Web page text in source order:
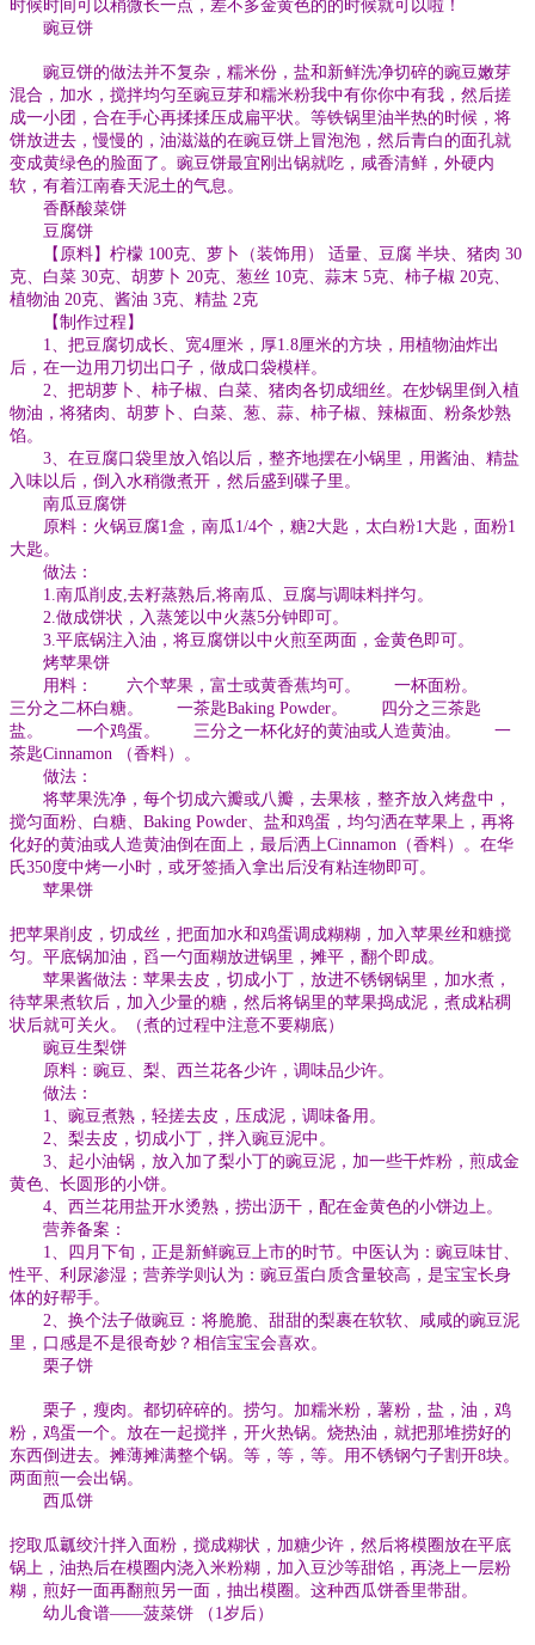
时候时间可以稍微长一点，差不多金黄色的的时候就可以啦！
豌豆饼
豌豆饼的做法并不复杂，糯米份，盐和新鲜洗净切碎的豌豆嫩芽
混合，加水，搅拌均匀至豌豆芽和糯米粉我中有你你中有我，然后搓
成一小团，合在手心再揉揉压成扁平状。等铁锅里油半热的时候，将
饼放进去，慢慢的，油滋滋的在豌豆饼上冒泡泡，然后青白的面孔就
变成黄绿色的脸面了。豌豆饼最宜刚出锅就吃，咸香清鲜，外硬内
软，有着江南春天泥土的气息。
香酥酸菜饼
豆腐饼
【原料】柠檬 100克、萝卜（装饰用） 适量、豆腐 半块、猪肉 30
克、白菜 30克、胡萝卜 20克、葱丝 10克、蒜末 5克、柿子椒 20克、
植物油 20克、酱油 3克、精盐 2克
【制作过程】
1、把豆腐切成长、宽4厘米，厚1.8厘米的方块，用植物油炸出
后，在一边用刀切出口子，做成口袋模样。
2、把胡萝卜、柿子椒、白菜、猪肉各切成细丝。在炒锅里倒入植
物油，将猪肉、胡萝卜、白菜、葱、蒜、柿子椒、辣椒面、粉条炒熟
馅。
3、在豆腐口袋里放入馅以后，整齐地摆在小锅里，用酱油、精盐
入味以后，倒入水稍微煮开，然后盛到碟子里。
南瓜豆腐饼
原料：火锅豆腐1盒，南瓜1/4个，糖2大匙，太白粉1大匙，面粉1
大匙。
做法：
1.南瓜削皮,去籽蒸熟后,将南瓜、豆腐与调味料拌匀。
2.做成饼状，入蒸笼以中火蒸5分钟即可。
3.平底锅注入油，将豆腐饼以中火煎至两面，金黄色即可。
烤苹果饼
用料： 六个苹果，富士或黄香蕉均可。 一杯面粉。
三分之二杯白糖。 一茶匙Baking Powder。 四分之三茶匙
盐。 一个鸡蛋。 三分之一杯化好的黄油或人造黄油。 一
茶匙Cinnamon （香料）。
做法：
将苹果洗净，每个切成六瓣或八瓣，去果核，整齐放入烤盘中，
搅匀面粉、白糖、Baking Powder、盐和鸡蛋，均匀洒在苹果上，再将
化好的黄油或人造黄油倒在面上，最后洒上Cinnamon（香料）。在华
氏350度中烤一小时，或牙签插入拿出后没有粘连物即可。
苹果饼
把苹果削皮，切成丝，把面加水和鸡蛋调成糊糊，加入苹果丝和糖搅
匀。平底锅加油，舀一勺面糊放进锅里，摊平，翻个即成。
苹果酱做法：苹果去皮，切成小丁，放进不锈钢锅里，加水煮，
待苹果煮软后，加入少量的糖，然后将锅里的苹果捣成泥，煮成粘稠
状后就可关火。（煮的过程中注意不要糊底）
豌豆生梨饼
原料：豌豆、梨、西兰花各少许，调味品少许。
做法：
1、豌豆煮熟，轻搓去皮，压成泥，调味备用。
2、梨去皮，切成小丁，拌入豌豆泥中。
3、起小油锅，放入加了梨小丁的豌豆泥，加一些干炸粉，煎成金
黄色、长圆形的小饼。
4、西兰花用盐开水烫熟，捞出沥干，配在金黄色的小饼边上。
营养备案：
1、四月下旬，正是新鲜豌豆上市的时节。中医认为：豌豆味甘、
性平、利尿渗湿；营养学则认为：豌豆蛋白质含量较高，是宝宝长身
体的好帮手。
2、换个法子做豌豆：将脆脆、甜甜的梨裹在软软、咸咸的豌豆泥
里，口感是不是很奇妙？相信宝宝会喜欢。
栗子饼
栗子，瘦肉。都切碎碎的。捞匀。加糯米粉，薯粉，盐，油，鸡
粉，鸡蛋一个。放在一起搅拌，开火热锅。烧热油，就把那堆捞好的
东西倒进去。摊薄摊满整个锅。等，等，等。用不锈钢勺子割开8块。
两面煎一会出锅。
西瓜饼
挖取瓜瓤绞汁拌入面粉，搅成糊状，加糖少许，然后将模圈放在平底
锅上，油热后在模圈内浇入米粉糊，加入豆沙等甜馅，再浇上一层粉
糊，煎好一面再翻煎另一面，抽出模圈。这种西瓜饼香里带甜。
幼儿食谱——菠菜饼 （1岁后）